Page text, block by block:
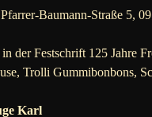
Baumann-Straße 5,
der Festschrift 125 Jahre
Trolli Gummibonbons,
Karl